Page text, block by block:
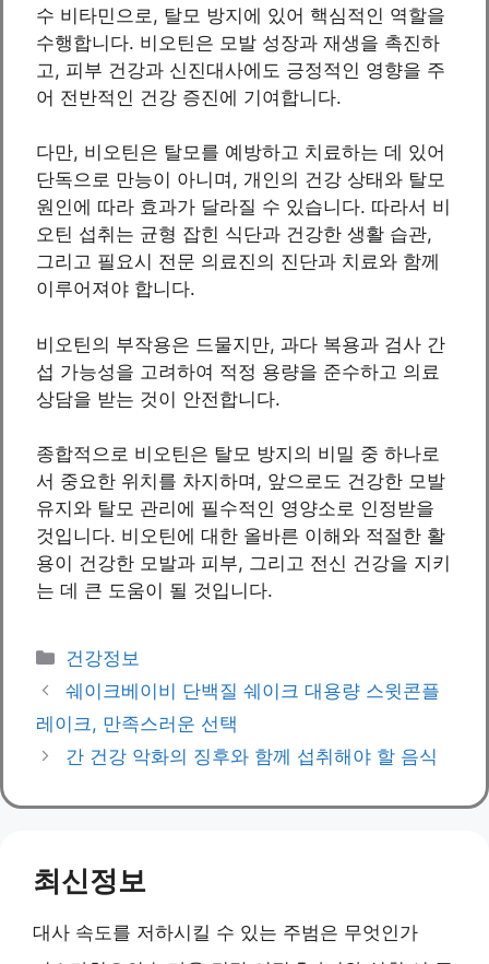
수 비타민으로, 탈모 방지에 있어 핵심적인 역할을
수행합니다. 비오틴은 모발 성장과 재생을 촉진하
고, 피부 건강과 신진대사에도 긍정적인 영향을 주
어 전반적인 건강 증진에 기여합니다.
다만, 비오틴은 탈모를 예방하고 치료하는 데 있어
단독으로 만능이 아니며, 개인의 건강 상태와 탈모
원인에 따라 효과가 달라질 수 있습니다. 따라서 비
오틴 섭취는 균형 잡힌 식단과 건강한 생활 습관,
그리고 필요시 전문 의료진의 진단과 치료와 함께
이루어져야 합니다.
비오틴의 부작용은 드물지만, 과다 복용과 검사 간
섭 가능성을 고려하여 적정 용량을 준수하고 의료
상담을 받는 것이 안전합니다.
종합적으로 비오틴은 탈모 방지의 비밀 중 하나로
서 중요한 위치를 차지하며, 앞으로도 건강한 모발
유지와 탈모 관리에 필수적인 영양소로 인정받을
것입니다. 비오틴에 대한 올바른 이해와 적절한 활
용이 건강한 모발과 피부, 그리고 전신 건강을 지키
는 데 큰 도움이 될 것입니다.
Categories
건강정보
쉐이크베이비 단백질 쉐이크 대용량 스윗콘플
레이크, 만족스러운 선택
간 건강 악화의 징후와 함께 섭취해야 할 음식
최신정보
대사 속도를 저하시킬 수 있는 주범은 무엇인가